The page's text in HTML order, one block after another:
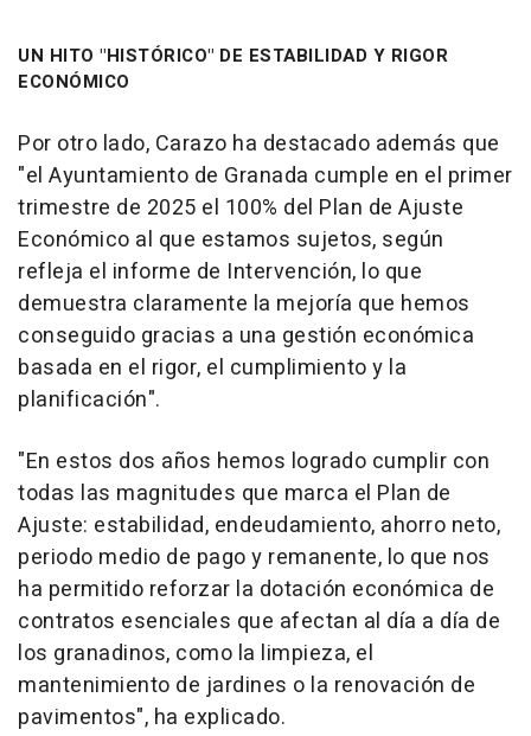
UN HITO "HISTÓRICO" DE ESTABILIDAD Y RIGOR
ECONÓMICO
Por otro lado, Carazo ha destacado además que
"el Ayuntamiento de Granada cumple en el primer
trimestre de 2025 el 100% del Plan de Ajuste
Económico al que estamos sujetos, según
refleja el informe de Intervención, lo que
demuestra claramente la mejoría que hemos
conseguido gracias a una gestión económica
basada en el rigor, el cumplimiento y la
planificación".
"En estos dos años hemos logrado cumplir con
todas las magnitudes que marca el Plan de
Ajuste: estabilidad, endeudamiento, ahorro neto,
periodo medio de pago y remanente, lo que nos
ha permitido reforzar la dotación económica de
contratos esenciales que afectan al día a día de
los granadinos, como la limpieza, el
mantenimiento de jardines o la renovación de
pavimentos", ha explicado.